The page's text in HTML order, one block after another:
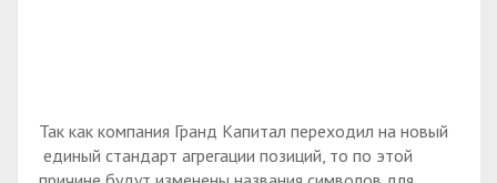
Так как компания Гранд Капитал переходил на новый
единый стандарт агрегации позиций, то по этой